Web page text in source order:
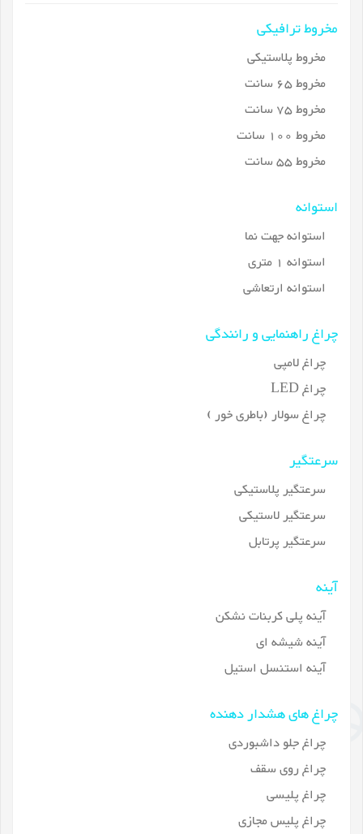
مخروط ترافیکی
مخروط پلاستیکی
مخروط 65 سانت
مخروط 75 سانت
مخروط 100 سانت
مخروط 55 سانت
استوانه
استوانه جهت نما
استوانه 1 متری
استوانه ارتعاشی
چراغ راهنمایی و رانندگی
چراغ لامپی
چراغ LED
چراغ سولار (باطری خور )
سرعتگیر
سرعتگیر پلاستیکی
سرعتگیر لاستیکی
سرعتگیر پرتابل
آینه
آینه پلی کربنات نشکن
آینه شیشه ای
آینه استنسل استیل
چراغ های هشدار دهنده
چراغ جلو داشبوردی
چراغ روی سقف
چراغ پلیسی
چراغ پلیس مجازی